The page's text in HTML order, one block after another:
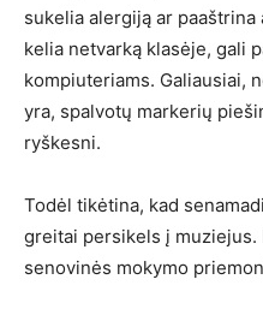
sukelia alergiją ar
kelia netvarką klasėje, gali
kompiuteriams. Galiausiai,
yra, spalvotų markerių
ryškesni.
Todėl tikėtina, kad
greitai persikels į muziejus.
senovinės mokymo